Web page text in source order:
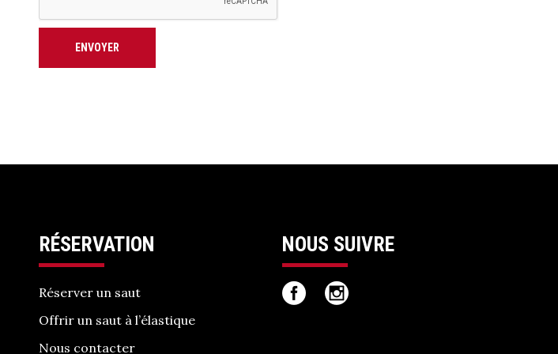
ENVOYER
RÉSERVATION
Réserver un saut
Offrir un saut à l’élastique
Nous contacter
NOUS SUIVRE